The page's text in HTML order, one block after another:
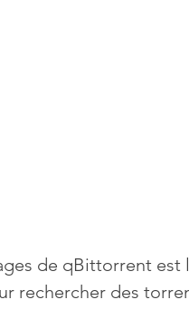
de qBittorrent
rechercher des